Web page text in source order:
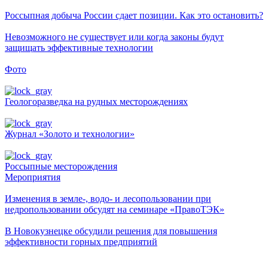
Россыпная добыча России сдает позиции. Как это остановить?
Невозможного не существует или когда законы будут
защищать эффективные технологии
Фото
Геологоразведка на рудных месторождениях
Журнал «Золото и технологии»
Россыпные месторождения
Мероприятия
Изменения в земле-, водо- и лесопользовании при
недропользовании обсудят на семинаре «ПравоТЭК»
В Новокузнецке обсудили решения для повышения
эффективности горных предприятий